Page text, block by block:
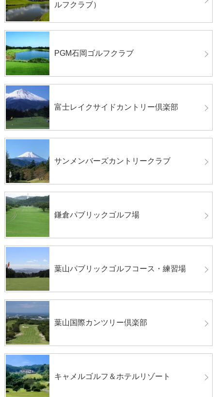
ルフクラブ）
PGM石岡ゴルフクラブ
富士レイクサイドカントリー倶楽部
サンメンバーズカントリークラブ
鎌倉パブリックゴルフ場
葉山パブリックゴルフコース・練習場
葉山国際カンツリー倶楽部
キャメルゴルフ＆ホテルリゾート